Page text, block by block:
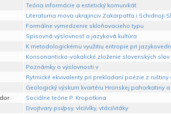
Teória informácie a estetický komunikát
Literaturna mova ukrajinciv Zakarpatťa i Schidnoji
Formálne vymedzenie skloňovacieho typu
Spisovná výslovnosť a jazyková kultúra
K metodologickému využitiu entropie pri
Konsonanticko-vokalické zloženie slovenských slov
Poznámky o výslovnosti v
Rytmické ekvivalenty pri prekladaní poézie z ruštiny
Geologický výskum kvartéru Hronskej pahorkatiny
Sociálne teórie P. Kropotkina
Dvojtvary psi/psy, vlci/vlky, vtáci/vtáky